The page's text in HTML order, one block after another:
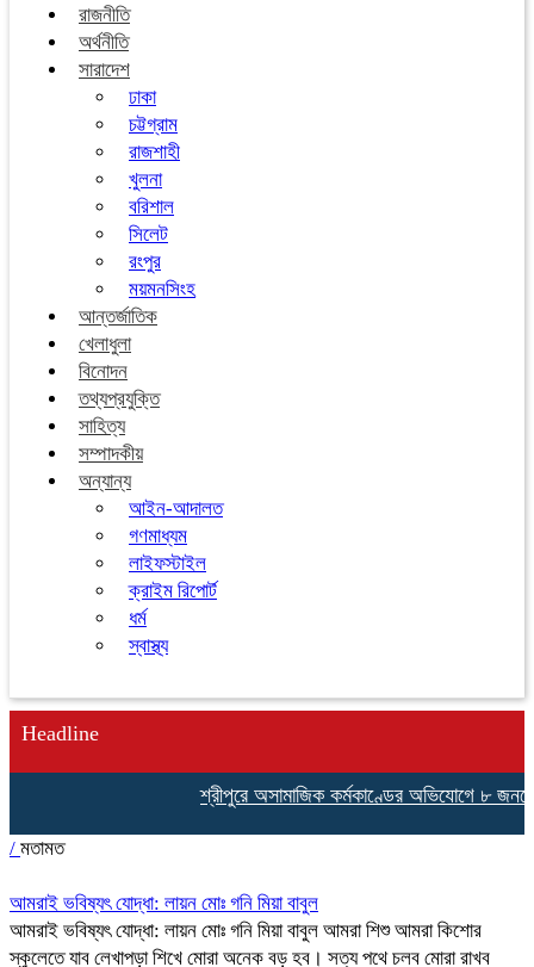
রাজনীতি
অর্থনীতি
সারাদেশ
ঢাকা
চট্টগ্রাম
রাজশাহী
খুলনা
বরিশাল
সিলেট
রংপুর
ময়মনসিংহ
আন্তর্জাতিক
খেলাধুলা
বিনোদন
তথ্যপ্রযুক্তি
সাহিত্য
সম্পাদকীয়
অন্যান্য
আইন-আদালত
গণমাধ্যম
লাইফস্টাইল
ক্রাইম রিপোর্ট
ধর্ম
স্বাস্থ্য
Headline
শ্রীপুরে অসামাজিক কর্মকাণ্ডের অভিযোগে ৮
/ মতামত
আমরাই ভবিষ্যৎ যোদ্ধা: লায়ন মোঃ গনি মিয়া বাবুল
আমরাই ভবিষ্যৎ যোদ্ধা: লায়ন মোঃ গনি মিয়া বাবুল আমরা শিশু আমরা কিশোর
স্কুলেতে যাব লেখাপড়া শিখে মোরা অনেক বড় হব। সত্য পথে চলব মোরা রাখব